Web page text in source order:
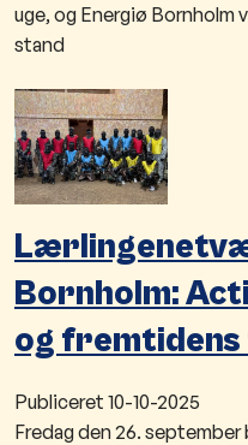
uge, og Energiø
stand
Bornholm:
og
Publiceret 10-10-2025
Fredag den 26.